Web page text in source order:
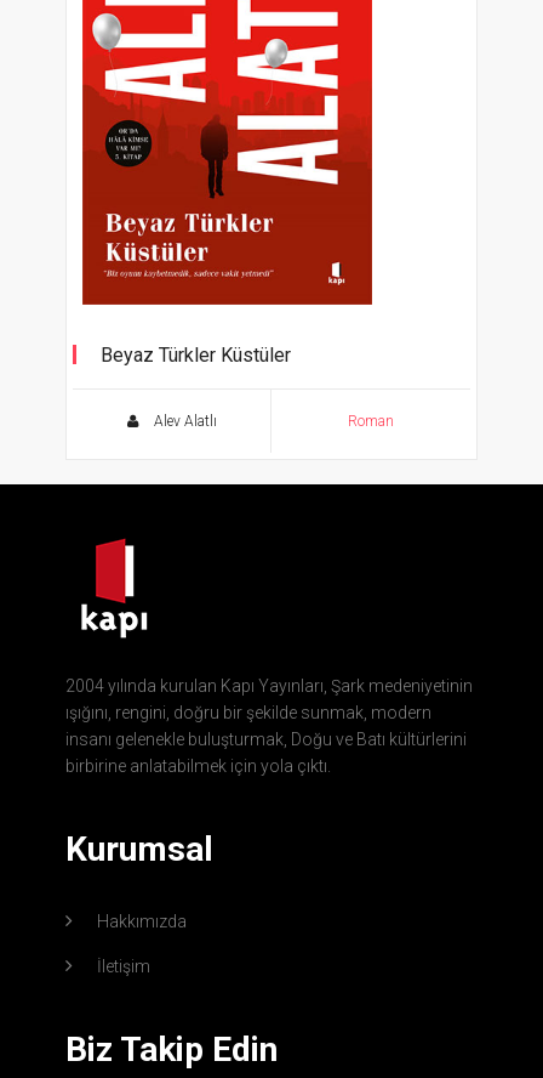
Beyaz Türkler Küstüler
Alev Alatlı Roman
2004 yılında kurulan Kapı Yayınları, Şark medeniyetinin
ışığını, rengini, doğru bir şekilde sunmak, modern
insanı gelenekle buluşturmak, Doğu ve Batı kültürlerini
birbirine anlatabilmek için yola çıktı.
Kurumsal
Hakkımızda
İletişim
Biz Takip Edin